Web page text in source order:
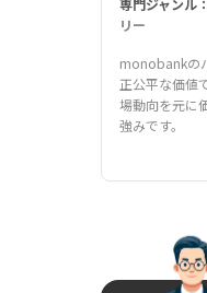
リー
monobankの
正公平な価値
場動向を元に
強みです。